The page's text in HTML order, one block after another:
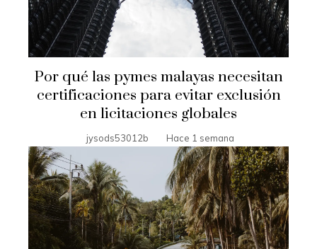
Por qué las pymes malayas necesitan
certificaciones para evitar exclusión
en licitaciones globales
jysods53012b Hace 1 semana